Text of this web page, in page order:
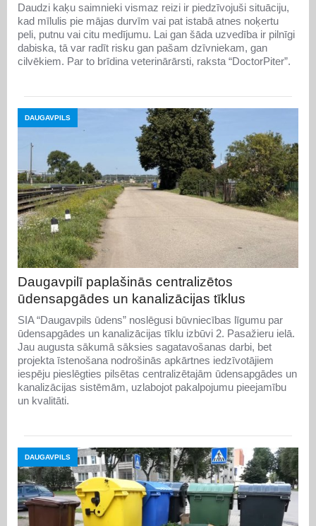
Daudzi kaķu saimnieki vismaz reizi ir piedzīvojuši situāciju,
kad mīlulis pie mājas durvīm vai pat istabā atnes noķertu
peli, putnu vai citu medījumu. Lai gan šāda uzvedība ir pilnīgi
dabiska, tā var radīt risku gan pašam dzīvniekam, gan
cilvēkiem. Par to brīdina veterinārārsti, raksta “DoctorPiter”.
DAUGAVPILS
Daugavpilī paplašinās centralizētos
ūdensapgādes un kanalizācijas tīklus
SIA “Daugavpils ūdens” noslēgusi būvniecības līgumu par
ūdensapgādes un kanalizācijas tīklu izbūvi 2. Pasažieru ielā.
Jau augusta sākumā sāksies sagatavošanas darbi, bet
projekta īstenošana nodrošinās apkārtnes iedzīvotājiem
iespēju pieslēgties pilsētas centralizētajām ūdensapgādes un
kanalizācijas sistēmām, uzlabojot pakalpojumu pieejamību
un kvalitāti.
DAUGAVPILS